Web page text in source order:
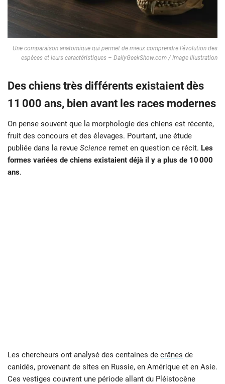
Une comparaison anatomique qui permet de mieux comprendre l’évolution des
espèces et leurs caractéristiques – DailyGeekShow.com / Image Illustration
Des chiens très différents existaient dès
11 000 ans, bien avant les races modernes
On pense souvent que la morphologie des chiens est récente,
fruit des concours et des élevages. Pourtant, une étude
publiée dans la revue Science remet en question ce récit. Les
formes variées de chiens existaient déjà il y a plus de 10 000
ans.
Les chercheurs ont analysé des centaines de crânes de
canidés, provenant de sites en Russie, en Amérique et en Asie.
Ces vestiges couvrent une période allant du Pléistocène